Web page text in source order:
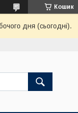
Кошик
дня (сьогодні).